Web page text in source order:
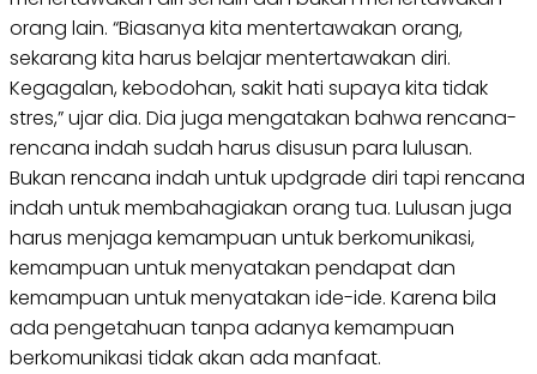
orang lain. “Biasanya kita mentertawakan orang,
sekarang kita harus belajar mentertawakan diri.
Kegagalan, kebodohan, sakit hati supaya kita tidak
stres,” ujar dia. Dia juga mengatakan bahwa rencana-
rencana indah sudah harus disusun para lulusan.
Bukan rencana indah untuk updgrade diri tapi rencana
indah untuk membahagiakan orang tua. Lulusan juga
harus menjaga kemampuan untuk berkomunikasi,
kemampuan untuk menyatakan pendapat dan
kemampuan untuk menyatakan ide-ide. Karena bila
ada pengetahuan tanpa adanya kemampuan
berkomunikasi tidak akan ada manfaat.